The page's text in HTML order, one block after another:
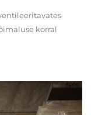
korral